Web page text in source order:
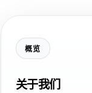
概览
关于我们